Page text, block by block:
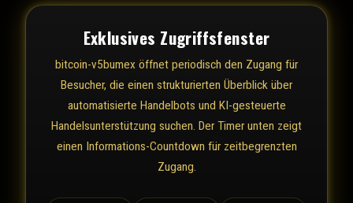
Exklusives Zugriffsfenster
bitcoin-v5bumex öffnet periodisch den Zugang für
Besucher, die einen strukturierten Überblick über
automatisierte Handelbots und KI-gesteuerte
Handelsunterstützung suchen. Der Timer unten zeigt
einen Informations-Countdown für zeitbegrenzten
Zugang.